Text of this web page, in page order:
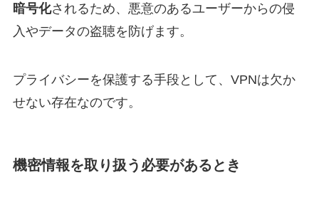
暗号化されるため、悪意のあるユーザーからの侵
入やデータの盗聴を防げます。
プライバシーを保護する手段として、VPNは欠か
せない存在なのです。
機密情報を取り扱う必要があるとき